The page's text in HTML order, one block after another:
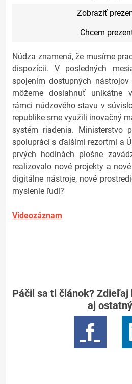
Zobraziť
Chcem
Núdza znamená, že musíme
dispozícii. V posledných
spojením dostupných
môžeme dosiahnuť unikátne
rámci núdzového stavu v
republike sme využili inovačný
systém riadenia. Ministerstvo
spolupráci s ďalšími rezortmi a
prvých hodinách plošne
realizovalo nové projekty a
digitálne nástroje, nové
myslenie ľudí?
Videozáznam
Páčil sa ti článok? Zdieľaj
aj